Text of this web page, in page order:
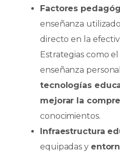
Factores
enseñanza
directo en la
Estrategias como
enseñanza
tecnologías
mejorar la
conocimientos.
Infraestructura
equipadas y